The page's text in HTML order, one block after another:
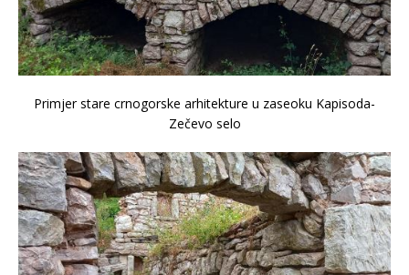
Primjer stare crnogorske arhitekture u zaseoku Kapisoda-
Zečevo selo